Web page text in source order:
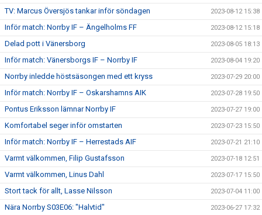
TV: Marcus Översjös tankar inför söndagen 2023-08-12 15:38
Inför match: Norrby IF – Ängelholms FF 2023-08-12 15:18
Delad pott i Vänersborg 2023-08-05 18:13
Inför match: Vänersborgs IF – Norrby IF 2023-08-04 19:20
Norrby inledde höstsäsongen med ett kryss 2023-07-29 20:00
Inför match: Norrby IF – Oskarshamns AIK 2023-07-28 19:50
Pontus Eriksson lämnar Norrby IF 2023-07-27 19:00
Komfortabel seger inför omstarten 2023-07-23 15:50
Inför match: Norrby IF – Herrestads AIF 2023-07-21 21:10
Varmt välkommen, Filip Gustafsson 2023-07-18 12:51
Varmt välkommen, Linus Dahl 2023-07-17 15:50
Stort tack för allt, Lasse Nilsson 2023-07-04 11:00
Nära Norrby S03E06: "Halvtid" 2023-06-27 17:32